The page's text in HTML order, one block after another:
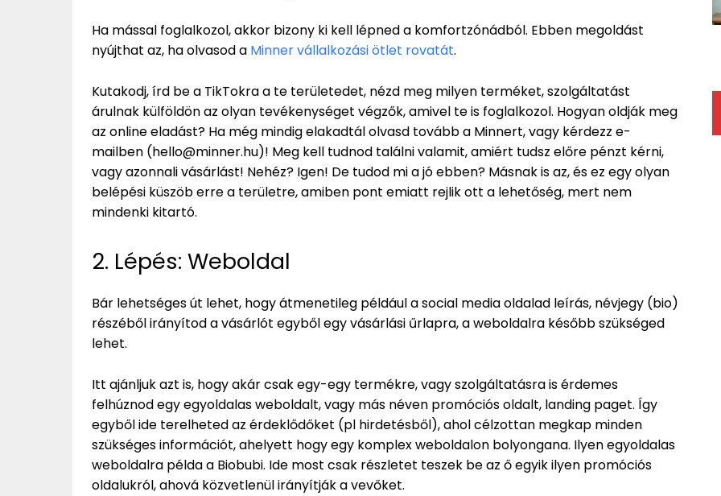
Ha mással foglalkozol, akkor bizony ki kell lépned a komfortzónádból. Ebben megoldást
nyújthat az, ha olvasod a Minner vállalkozási ötlet rovatát.
Kutakodj, írd be a TikTokra a te területedet, nézd meg milyen terméket, szolgáltatást
árulnak külföldön az olyan tevékenységet végzők, amivel te is foglalkozol. Hogyan oldják meg
az online eladást? Ha még mindig elakadtál olvasd tovább a Minnert, vagy kérdezz e-
mailben (hello@minner.hu)! Meg kell tudnod találni valamit, amiért tudsz előre pénzt kérni,
vagy azonnali vásárlást! Nehéz? Igen! De tudod mi a jó ebben? Másnak is az, és ez egy olyan
belépési küszöb erre a területre, amiben pont emiatt rejlik ott a lehetőség, mert nem
mindenki kitartó.
2. Lépés: Weboldal
Bár lehetséges út lehet, hogy átmenetileg például a social media oldalad leírás, névjegy (bio)
részéből irányítod a vásárlót egyből egy vásárlási űrlapra, a weboldalra később szükséged
lehet.
Itt ajánljuk azt is, hogy akár csak egy-egy termékre, vagy szolgáltatásra is érdemes
felhúznod egy egyoldalas weboldalt, vagy más néven promóciós oldalt, landing paget. Így
egyből ide terelheted az érdeklődőket (pl hirdetésből), ahol célzottan megkap minden
szükséges információt, ahelyett hogy egy komplex weboldalon bolyongana. Ilyen egyoldalas
weboldalra példa a Biobubi. Ide most csak részletet teszek be az ő egyik ilyen promóciós
oldalukról, ahová közvetlenül irányítják a vevőket.